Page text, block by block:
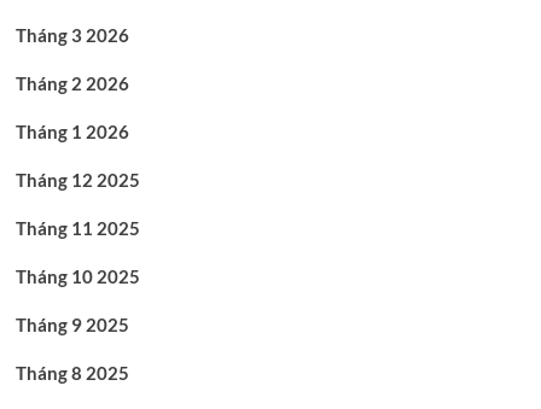
Tháng 3 2026
Tháng 2 2026
Tháng 1 2026
Tháng 12 2025
Tháng 11 2025
Tháng 10 2025
Tháng 9 2025
Tháng 8 2025